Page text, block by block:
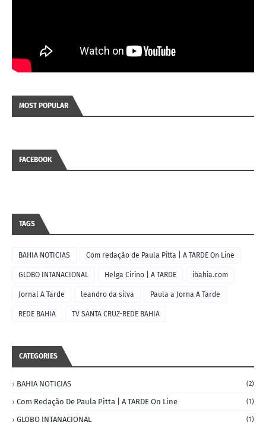
MOST POPULAR
FACEBOOK
TAGS
BAHIA NOTICIAS Com redação de Paula Pitta | A TARDE On Line
GLOBO INTANACIONAL Helga Cirino | A TARDE ibahia.com
Jornal A Tarde leandro da silva Paula a Jorna A Tarde
REDE BAHIA TV SANTA CRUZ-REDE BAHIA
CATEGORIES
BAHIA NOTICIAS (2)
Com Redação De Paula Pitta | A TARDE On Line (1)
GLOBO INTANACIONAL (1)